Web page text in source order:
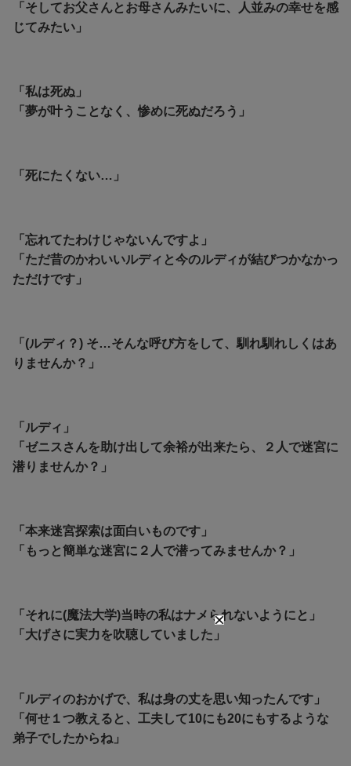
「そしてお父さんとお母さんみたいに、人並みの幸せを感
じてみたい」
「私は死ぬ」
「夢が叶うことなく、惨めに死ぬだろう」
「死にたくない…」
「忘れてたわけじゃないんですよ」
「ただ昔のかわいいルディと今のルディが結びつかなかっ
ただけです」
「(ルディ？) そ…そんな呼び方をして、馴れ馴れしくはあ
りませんか？」
「ルディ」
「ゼニスさんを助け出して余裕が出来たら、２人で迷宮に
潜りませんか？」
「本来迷宮探索は面白いものです」
「もっと簡単な迷宮に２人で潜ってみませんか？」
「それに(魔法大学)当時の私はナメられないようにと」
「大げさに実力を吹聴していました」
「ルディのおかげで、私は身の丈を思い知ったんです」
「何せ１つ教えると、工夫して10にも20にもするような
弟子でしたからね」